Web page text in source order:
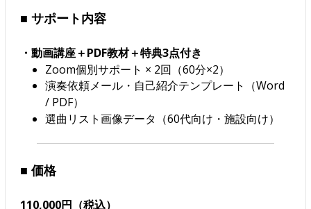
■ サポート内容
・動画講座＋PDF教材＋特典3点付き
Zoom個別サポート × 2回（60分×2）
演奏依頼メール・自己紹介テンプレート（Word
/ PDF）
選曲リスト画像データ（60代向け・施設向け）
■ 価格
110,000円（税込）